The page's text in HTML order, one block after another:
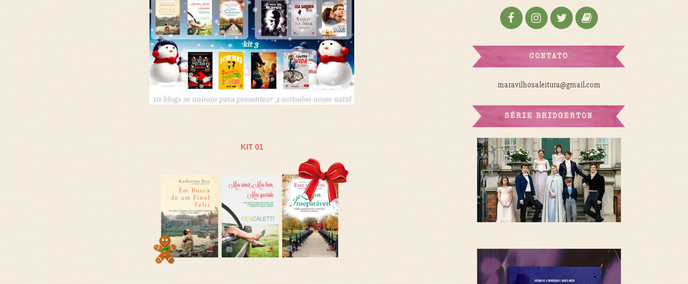
KIT 01
CONTATO
maravilhosaleitura@gmail.com
SÉRIE BRIDGERTON